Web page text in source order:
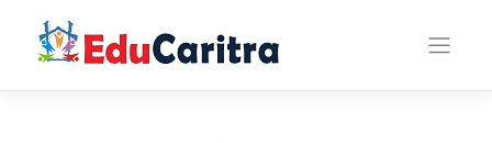
content